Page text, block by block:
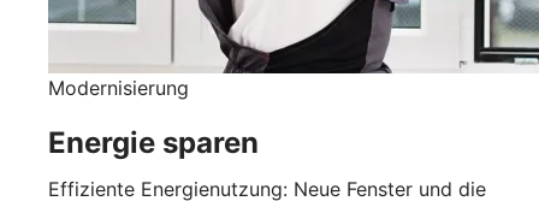
Modernisierung
Energie sparen
Effiziente Energienutzung: Neue Fenster und die